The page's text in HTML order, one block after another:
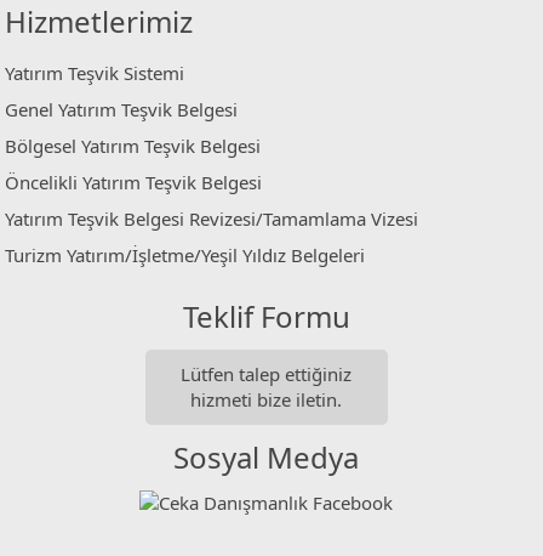
Hizmetlerimiz
Yatırım Teşvik Sistemi
Genel Yatırım Teşvik Belgesi
Bölgesel Yatırım Teşvik Belgesi
Öncelikli Yatırım Teşvik Belgesi
Yatırım Teşvik Belgesi Revizesi/Tamamlama Vizesi
Turizm Yatırım/İşletme/Yeşil Yıldız Belgeleri
Teklif Formu
Lütfen talep ettiğiniz
hizmeti bize iletin.
Sosyal Medya